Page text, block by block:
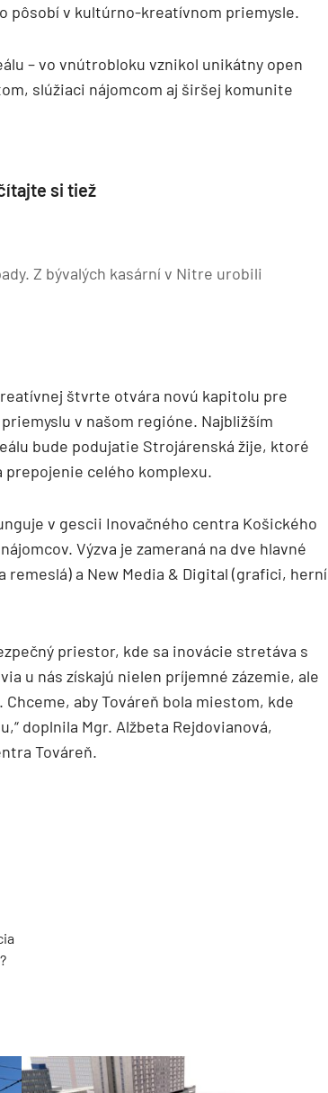
pôsobí v kultúrno-kreatívnom priemysle.
– vo vnútrobloku vznikol unikátny open
slúžiaci nájomcom aj širšej komunite
si tiež
Z bývalých kasární v Nitre urobili
štvrte otvára novú kapitolu pre
v našom regióne. Najbližším
bude podujatie Strojárenská žije, ktoré
celého komplexu.
v gescii Inovačného centra Košického
Výzva je zameraná na dve hlavné
a New Media & Digital (grafici, herní
priestor, kde sa inovácie stretáva s
u nás získajú nielen príjemné zázemie, ale
aby Továreň bola miestom, kde
doplnila Mgr. Alžbeta Rejdovianová,
Továreň.